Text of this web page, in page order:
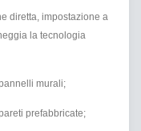
diretta, impostazione a
la tecnologia
murali;
prefabbricate;